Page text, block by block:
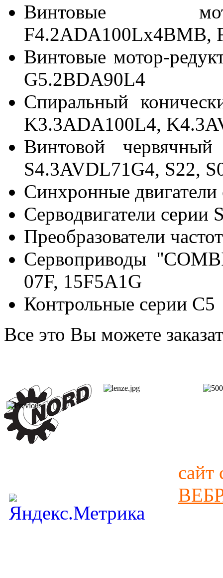
Винтовые
F4.2ADA100Lx4BMB,
Винтовые мотор-
G5.2BDA90L4
Спиральный
K3.3ADA100L4,
Винтовой
S4.3AVDL71G4, S22,
Синхронные двигатели
Серводвигатели серии
Преобразователи
Сервоприводы
07F, 15F5A1G
Контрольные серии С5
Все это Вы можете
сайт